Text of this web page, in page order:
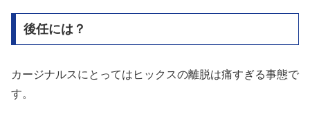
後任には？
カージナルスにとってはヒックスの離脱は痛すぎる事態で
す。